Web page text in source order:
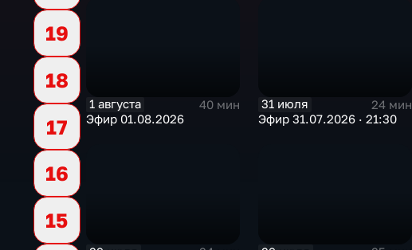
19
18
17
16
15
1 августа
40 мин
Эфир 01.08.2026
31 июля
24 мин
Эфир 31.07.2026 · 21:30